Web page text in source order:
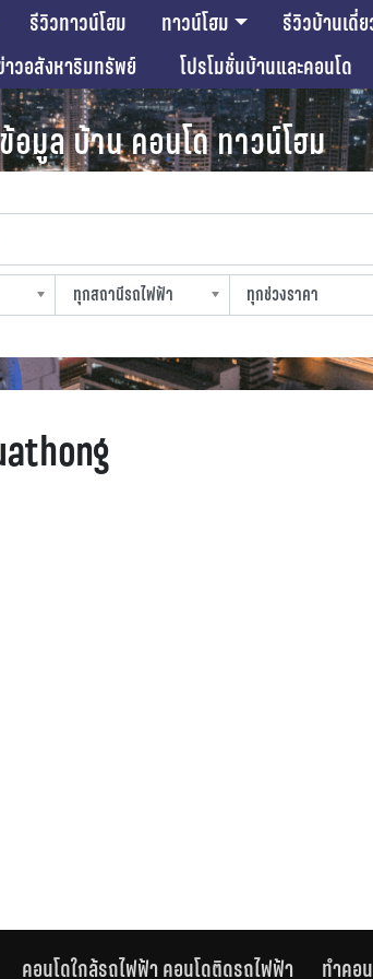
รีวิวทาวน์โฮม ทาวน์โฮม รีวิวบ้านเดี่
าวอสังหาริมทรัพย์ โปรโมชั่นบ้านและคอนโด
อมูล บ้าน คอนโด ทาวน์โฮม
ทุกสถานีรถไฟฟ้า
ทุกช่วงราคา
คอนโดใกล้รถไฟฟ้า คอนโดติดรถไฟฟ้า ทำคอ